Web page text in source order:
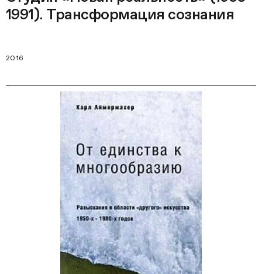
1991). Трансформация сознания
2016